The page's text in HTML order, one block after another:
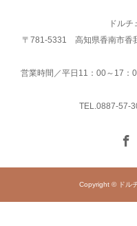
ドル
〒781-5331 高知県香南市香
営業時間／平日11：00～17
TEL.0887-57-
Copyright © ドル